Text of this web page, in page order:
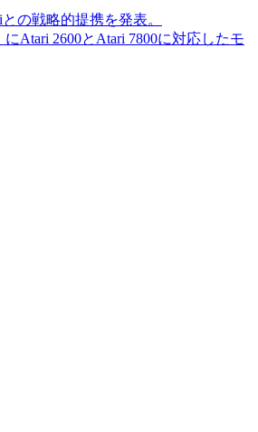
の戦略的提携を発表。
にAtari 2600とAtari 7800に対応したモ